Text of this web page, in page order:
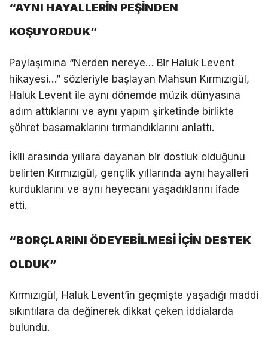
“AYNI HAYALLERİN PEŞİNDEN
KOŞUYORDUK”
Paylaşımına “Nerden nereye… Bir Haluk Levent
hikayesi…” sözleriyle başlayan Mahsun Kırmızıgül,
Haluk Levent ile aynı dönemde müzik dünyasına
adım attıklarını ve aynı yapım şirketinde birlikte
şöhret basamaklarını tırmandıklarını anlattı.
İkili arasında yıllara dayanan bir dostluk olduğunu
belirten Kırmızıgül, gençlik yıllarında aynı hayalleri
kurduklarını ve aynı heyecanı yaşadıklarını ifade
etti.
“BORÇLARINI ÖDEYEBİLMESİ İÇİN DESTEK
OLDUK”
Kırmızıgül, Haluk Levent’in geçmişte yaşadığı maddi
sıkıntılara da değinerek dikkat çeken iddialarda
bulundu.